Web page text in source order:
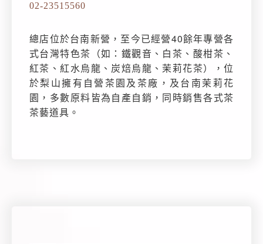
02-23515560
總店位於台南新營，至今已經營40餘年專營各
式台灣特色茶（如：鐵觀音、白茶、酸柑茶、
紅茶、紅水烏龍、炭焙烏龍、茉莉花茶），位
於梨山擁有自營茶園及茶廠，及台南茉莉花
園，多數原料皆為自產自銷，同時銷售各式茶
茶藝道具。